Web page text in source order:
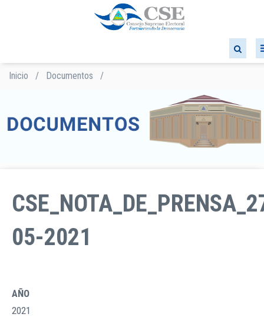
Sobrescribir
ayuda
a
Inicio / Documentos /
05-2021
AÑO
2021